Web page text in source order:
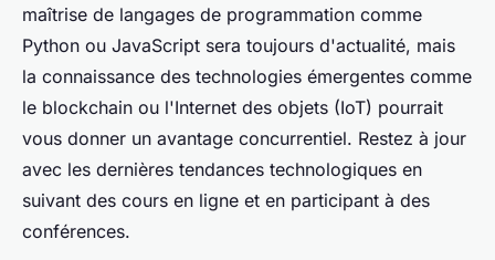
maîtrise de langages de programmation comme
Python ou JavaScript sera toujours d'actualité, mais
la connaissance des technologies émergentes comme
le blockchain ou l'Internet des objets (IoT) pourrait
vous donner un avantage concurrentiel. Restez à jour
avec les dernières tendances technologiques en
suivant des cours en ligne et en participant à des
conférences.